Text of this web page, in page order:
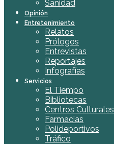
Sanidad
Opinión
Entretenimiento
Relatos
Prólogos
Entrevistas
Reportajes
Infografías
Servicios
El Tiempo
Bibliotecas
Centros Culturales
Farmacias
Polideportivos
Tráfico